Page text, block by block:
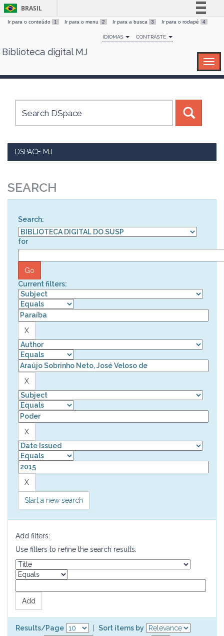
Skip
BRASIL
Simplifique!
Comunica BR
Canais
Ir para o conteúdo 1 Ir para o menu 2 Ir para a busca 3 Ir para o rodapé 4
IDIOMAS CONTRASTE
Biblioteca digital MJ
DSPACE MJ
SEARCH
Search:
for
Current filters:
Start a new search
Add filters:
Use filters to refine the search results.
Results/Page
Sort items by